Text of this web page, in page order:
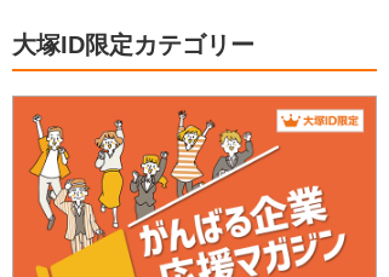
大塚ID限定カテゴリー